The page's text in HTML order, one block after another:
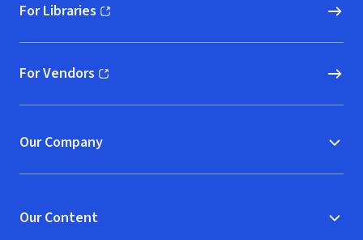
For Libraries
(opens in new window)
For Vendors
(opens in new window)
Our Company
Our Content